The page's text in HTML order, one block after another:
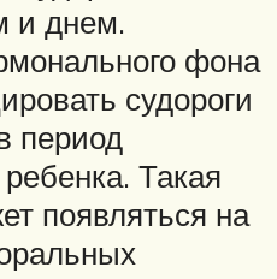
и днем.
фона
судороги
период
Такая
появляться на